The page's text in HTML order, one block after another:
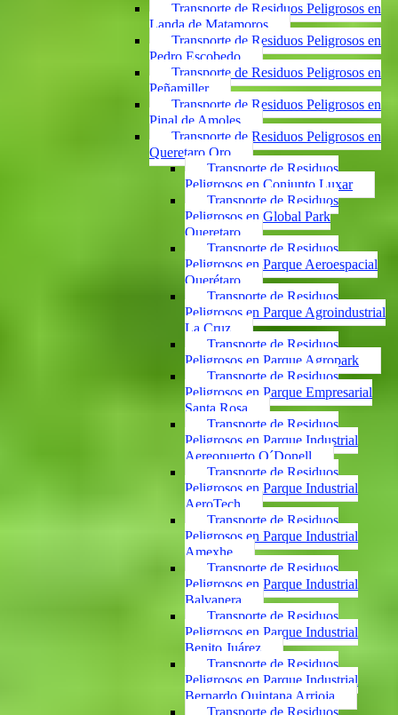
Transporte de Residuos Peligrosos en
Landa de Matamoros
Transporte de Residuos Peligrosos en
Pedro Escobedo
Transporte de Residuos Peligrosos en
Peñamiller
Transporte de Residuos Peligrosos en
Pinal de Amoles
Transporte de Residuos Peligrosos en
Queretaro Qro
Transporte de Residuos
Peligrosos en Conjunto Luxar
Transporte de Residuos
Peligrosos en Global Park
Queretaro
Transporte de Residuos
Peligrosos en Parque Aeroespacial
Querétaro
Transporte de Residuos
Peligrosos en Parque Agroindustrial
La Cruz
Transporte de Residuos
Peligrosos en Parque Agropark
Transporte de Residuos
Peligrosos en Parque Empresarial
Santa Rosa
Transporte de Residuos
Peligrosos en Parque Industrial
Aereopuerto O´Donell
Transporte de Residuos
Peligrosos en Parque Industrial
AeroTech
Transporte de Residuos
Peligrosos en Parque Industrial
Amexhe
Transporte de Residuos
Peligrosos en Parque Industrial
Balvanera
Transporte de Residuos
Peligrosos en Parque Industrial
Benito Juárez
Transporte de Residuos
Peligrosos en Parque Industrial
Bernardo Quintana Arrioja
Transporte de Residuos